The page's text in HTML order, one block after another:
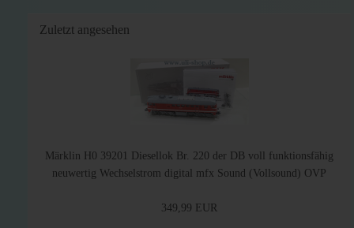
Zuletzt angesehen
Märklin H0 39201 Diesellok Br. 220 der DB voll funktionsfähig
neuwertig Wechselstrom digital mfx Sound (Vollsound) OVP
349,99 EUR